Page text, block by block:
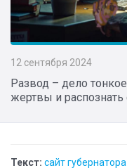
12 сентября 2024
Развод – дело
жертвы и
Текст: сайт